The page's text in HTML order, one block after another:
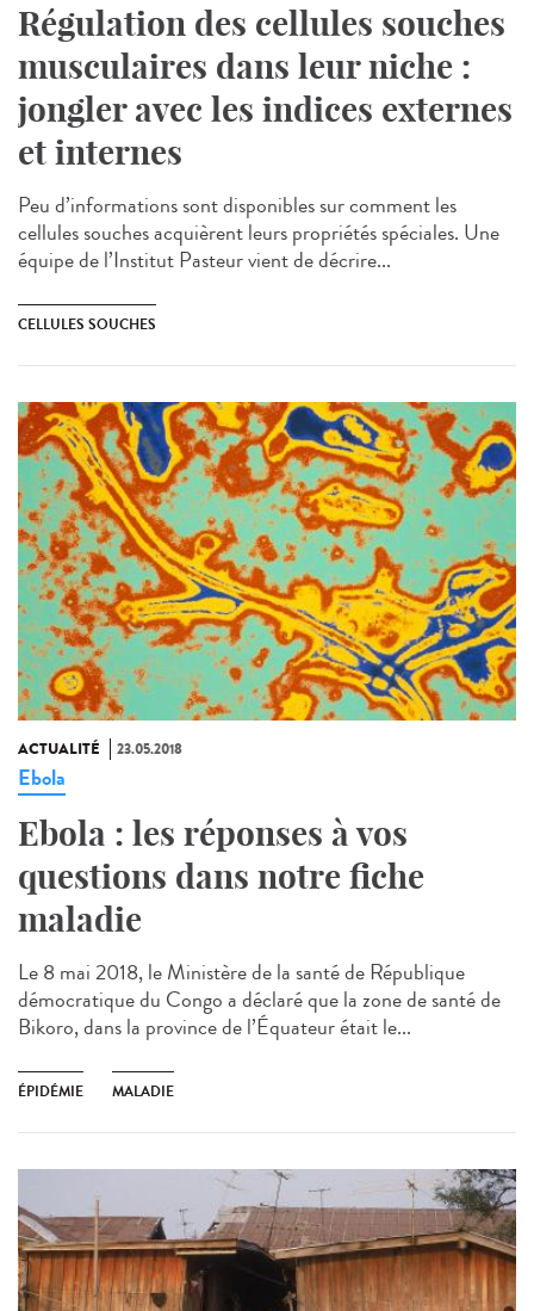
Régulation des cellules souches
musculaires dans leur niche :
jongler avec les indices externes
et internes
Peu d’informations sont disponibles sur comment les
cellules souches acquièrent leurs propriétés spéciales. Une
équipe de l’Institut Pasteur vient de décrire...
CELLULES SOUCHES
ACTUALITÉ 23.05.2018
Ebola
Ebola : les réponses à vos
questions dans notre fiche
maladie
Le 8 mai 2018, le Ministère de la santé de République
démocratique du Congo a déclaré que la zone de santé de
Bikoro, dans la province de l’Équateur était le...
ÉPIDÉMIE MALADIE